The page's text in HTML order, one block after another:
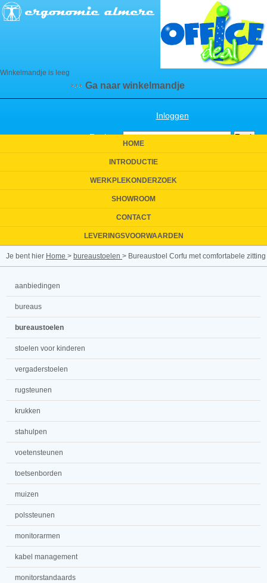
Winkelmandje is leeg
Ga naar winkelmandje
Inloggen
Zoeken:
HOME
INTRODUCTIE
WERKPLEKONDERZOEK
SHOWROOM
CONTACT
LEVERINGSVOORWAARDEN
Je bent hier Home > bureaustoelen > Bureaustoel Corfu met comfortabele zitting
aanbiedingen
bureaus
bureaustoelen
stoelen voor kinderen
vergaderstoelen
rugsteunen
krukken
stahulpen
voetensteunen
toetsenborden
muizen
polssteunen
monitorarmen
kabel management
monitorstandaards